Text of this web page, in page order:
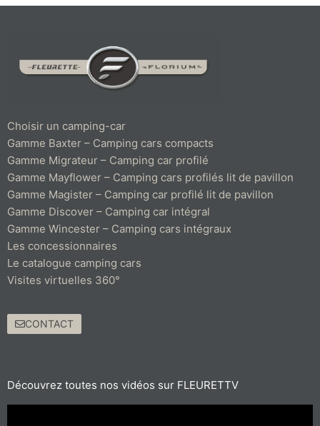
Choisir un camping-car
Gamme Baxter – Camping cars compacts
Gamme Migrateur – Camping car profilé
Gamme Mayflower – Camping cars profilés lit de pavillon
Gamme Magister – Camping car profilé lit de pavillon
Gamme Discover – Camping car intégral
Gamme Wincester – Camping cars intégraux
Les concessionnaires
Le catalogue camping cars
Visites virtuelles 360°
CONTACT
Découvrez toutes nos vidéos sur FLEURETTV